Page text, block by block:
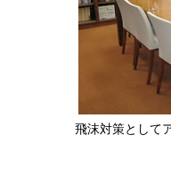
飛沫対策として